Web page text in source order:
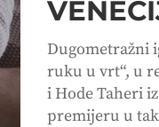
Dugometražni
ruku u vrt“, u
i Hode Taheri
premijeru u